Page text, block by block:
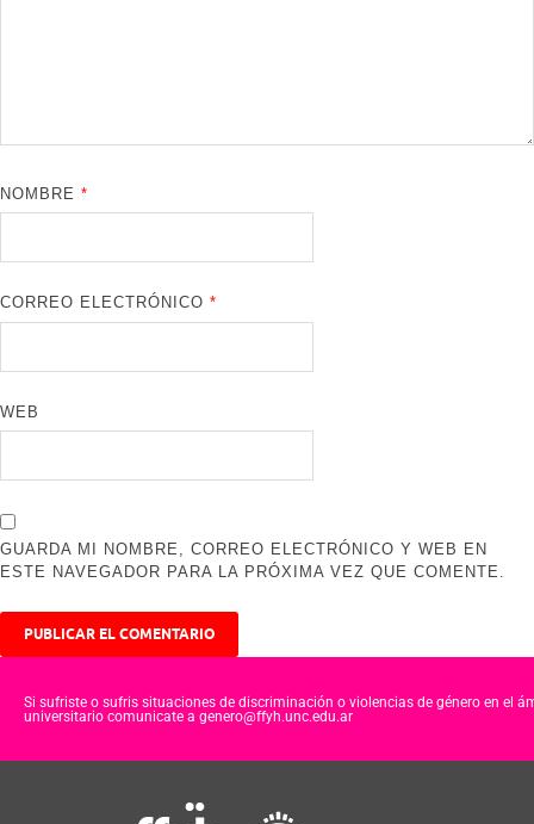
NOMBRE*
CORREO ELECTRÓNICO*
WEB
GUARDA MI NOMBRE, CORREO ELECTRÓNICO Y WEB EN
ESTE NAVEGADOR PARA LA PRÓXIMA VEZ QUE COMENTE.
Si sufriste o sufris situaciones de discriminación o violencias de género en el
universitario comunicate a genero@ffyh.unc.edu.ar